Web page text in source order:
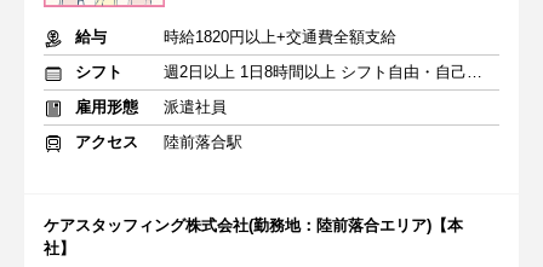
給与
時給1820円以上+交通費全額支給
シフト
週2日以上 1日8時間以上 シフト自由・自己申告
雇用形態
派遣社員
アクセス
陸前落合駅
ケアスタッフィング株式会社(勤務地：陸前落合エリア)【本
社】